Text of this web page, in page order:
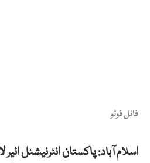
فائل فوٹو
اسلام آباد: پاکستان انٹرنیشنل